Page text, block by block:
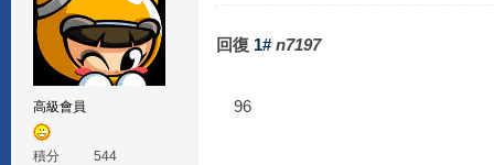
高級會員
積分
544
回復 1# n7197
96